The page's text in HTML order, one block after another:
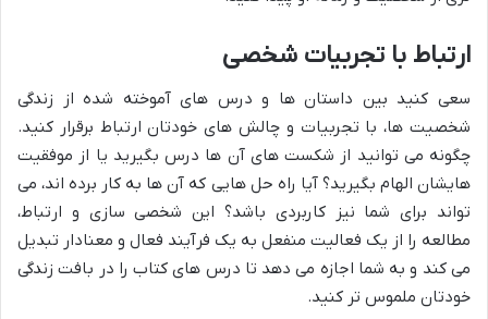
ارتباط با تجربیات شخصی
سعی کنید بین داستان ها و درس های آموخته شده از زندگی
شخصیت ها، با تجربیات و چالش های خودتان ارتباط برقرار کنید.
چگونه می توانید از شکست های آن ها درس بگیرید یا از موفقیت
هایشان الهام بگیرید؟ آیا راه حل هایی که آن ها به کار برده اند، می
تواند برای شما نیز کاربردی باشد؟ این شخصی سازی و ارتباط،
مطالعه را از یک فعالیت منفعل به یک فرآیند فعال و معنادار تبدیل
می کند و به شما اجازه می دهد تا درس های کتاب را در بافت زندگی
خودتان ملموس تر کنید.